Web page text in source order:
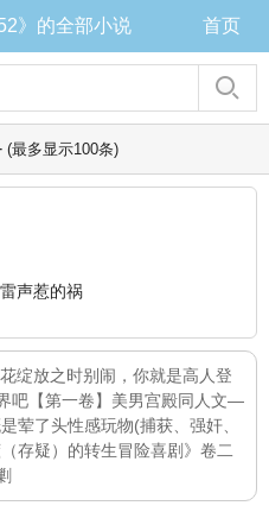
》的全部小说 首页
(最多显示100条)
声惹的祸
绽放之时别闹，你就是高人登
吧【第一卷】 美男宫殿同人文—
荤了头性感玩物(捕获、强奸、
存疑）的转生冒险喜剧》卷二